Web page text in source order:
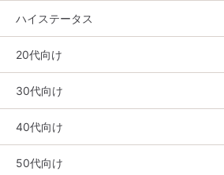
ハイステータス
20代向け
30代向け
40代向け
50代向け